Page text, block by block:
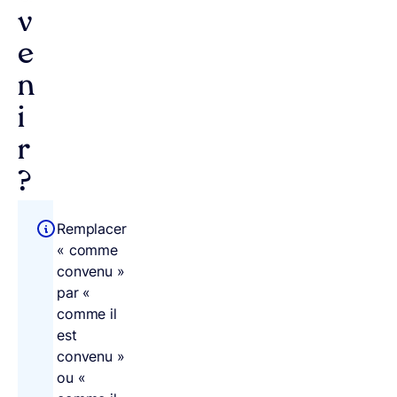
v
e
n
i
r
?
Remplacer
« comme
convenu »
par «
comme il
est
convenu »
ou «